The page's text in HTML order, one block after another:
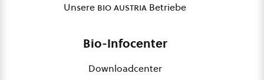
Unsere bio austria Betriebe
Bio-Infocenter
Downloadcenter